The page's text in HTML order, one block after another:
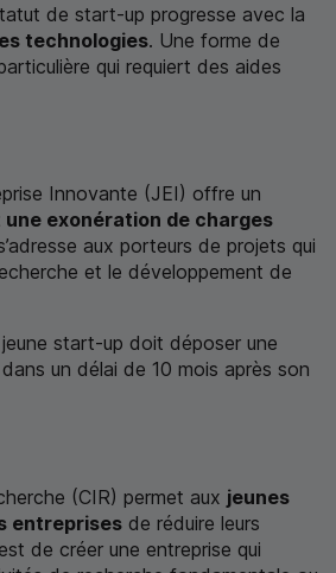
de start-up progresse avec la
technologies. Une forme de
qui requiert des aides
Innovante (JEI) offre un
exonération de charges
aux porteurs de projets qui
et le développement de
start-up doit déposer une
un délai de 10 mois après son
(CIR) permet aux jeunes
entreprises de réduire leurs
de créer une entreprise qui